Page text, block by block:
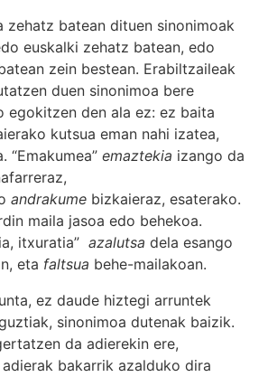
zehatz batean dituen sinonimoak
euskalki zehatz batean, edo
zein bestean. Erabiltzaileak
duen sinonimoa bere
egokitzen den ala ez: ez baita
kutsua eman nahi izatea,
“Emakumea” emaztekia izango da
andrakume bizkaieraz, esaterako.
maila jasoa edo behekoa.
itxuratia” azalutsa dela esango
eta faltsua behe-mailakoan.
ez daude hiztegi arruntek
sinonimoa dutenak baizik.
da adierekin ere,
bakarrik azalduko dira